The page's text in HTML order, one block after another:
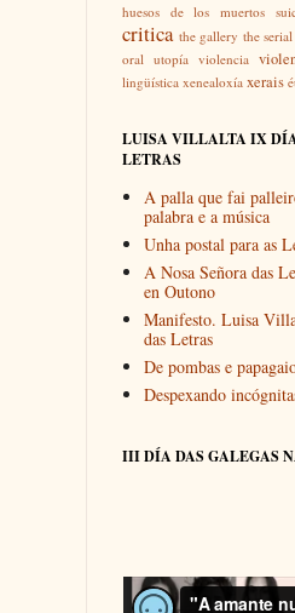
huesos de los muertos
critica the gallery the
oral utopía violencia
lingüística xenealoxía xerais
LUISA VILLALTA IX
LETRAS
A palla que fai
palabra e a música
Unha postal para as
A Nosa Señora das
en Outono
Manifesto. Luisa
das Letras
De pombas e
Despexando
III DÍA DAS GALEGAS